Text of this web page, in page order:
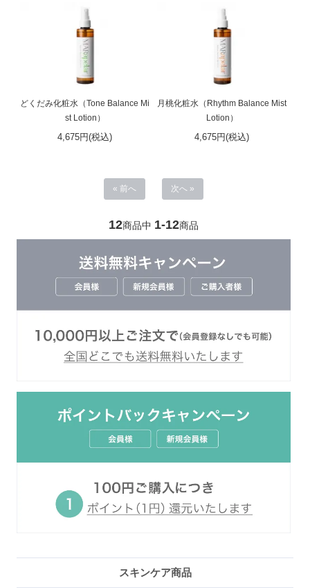
どくだみ化粧水（Tone Balance Mi
st Lotion）
4,675円(税込)
月桃化粧水（Rhythm Balance Mist
Lotion）
4,675円(税込)
« 前へ 次へ »
12商品中 1-12商品
スキンケア商品